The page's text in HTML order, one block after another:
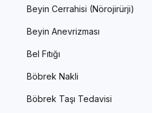
Beyin Cerrahisi (Nörojirürji)
Beyin Anevrizması
Bel Fıtığı
Böbrek Nakli
Böbrek Taşı Tedavisi